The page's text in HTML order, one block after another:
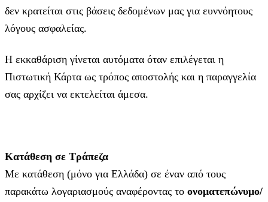
δεν κρατείται στις βάσεις δεδομένων μας για ευννόητους
λόγους ασφαλείας.
Η εκκαθάριση γίνεται αυτόματα όταν επιλέγεται η
Πιστωτική Κάρτα ως τρόπος αποστολής και η παραγγελία
σας αρχίζει να εκτελείται άμεσα.
Κατάθεση σε Τράπεζα
Με κατάθεση (μόνο για Ελλάδα) σε έναν από τους
παρακάτω λογαριασμούς αναφέροντας το ονοματεπώνυμο/